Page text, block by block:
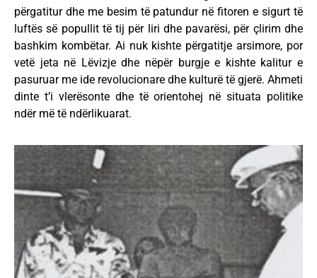
përgatitur dhe me besim të patundur në fitoren e sigurt të
luftës së popullit të tij për liri dhe pavarësi, për çlirim dhe
bashkim kombëtar. Ai nuk kishte përgatitje arsimore, por
vetë jeta në Lëvizje dhe nëpër burgje e kishte kalitur e
pasuruar me ide revolucionare dhe kulturë të gjerë. Ahmeti
dinte t’i vlerësonte dhe të orientohej në situata politike
ndër më të ndërlikuarat.